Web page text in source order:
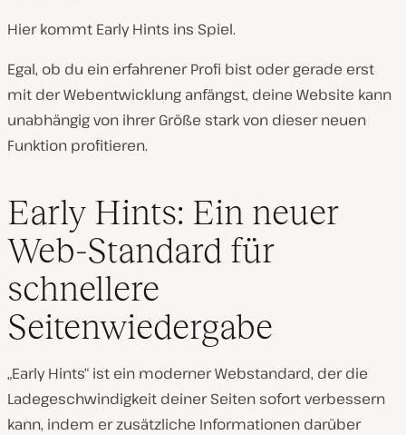
Hier kommt Early Hints ins Spiel.
Egal, ob du ein erfahrener Profi bist oder gerade erst
mit der Webentwicklung anfängst, deine Website kann
unabhängig von ihrer Größe stark von dieser neuen
Funktion profitieren.
Early Hints: Ein neuer
Web-Standard für
schnellere
Seitenwiedergabe
„Early Hints“ ist ein moderner Webstandard, der die
Ladegeschwindigkeit deiner Seiten sofort verbessern
kann, indem er zusätzliche Informationen darüber